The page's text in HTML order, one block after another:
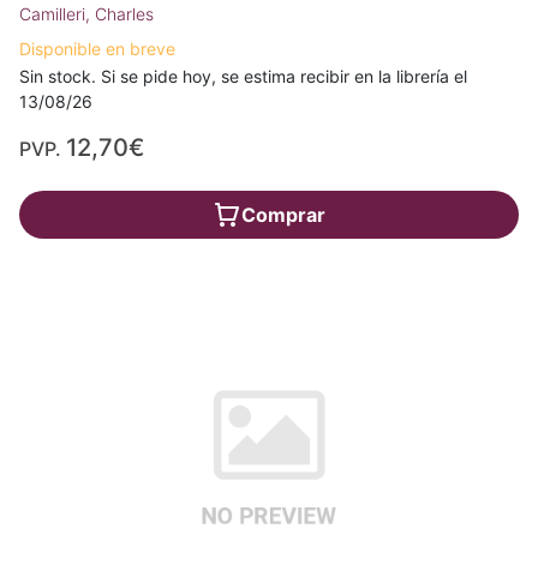
Camilleri, Charles
Disponible en breve
Sin stock. Si se pide hoy, se estima recibir en la librería el
13/08/26
PVP. 12,70€
Comprar